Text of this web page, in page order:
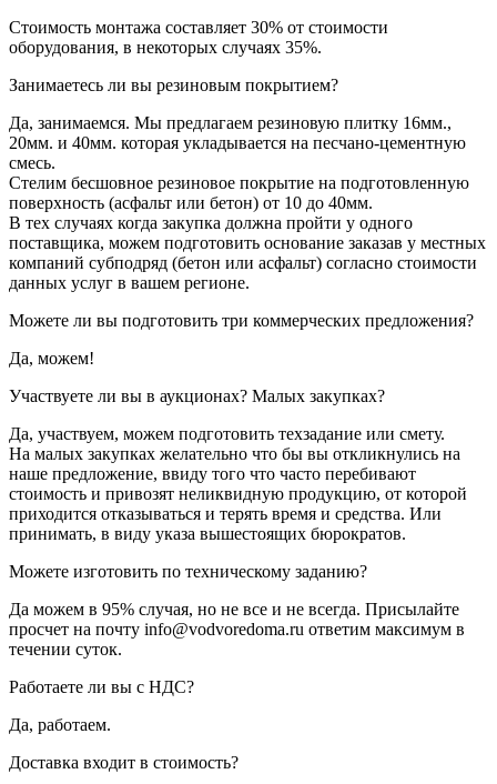
Стоимость монтажа составляет 30% от стоимости
оборудования, в некоторых случаях 35%.
Занимаетесь ли вы резиновым покрытием?
Да, занимаемся. Мы предлагаем резиновую плитку 16мм.,
20мм. и 40мм. которая укладывается на песчано-цементную
смесь.
Стелим бесшовное резиновое покрытие на подготовленную
поверхность (асфальт или бетон) от 10 до 40мм.
В тех случаях когда закупка должна пройти у одного
поставщика, можем подготовить основание заказав у местных
компаний субподряд (бетон или асфальт) согласно стоимости
данных услуг в вашем регионе.
Можете ли вы подготовить три коммерческих предложения?
Да, можем!
Участвуете ли вы в аукционах? Малых закупках?
Да, участвуем, можем подготовить техзадание или смету.
На малых закупках желательно что бы вы откликнулись на
наше предложение, ввиду того что часто перебивают
стоимость и привозят неликвидную продукцию, от которой
приходится отказываться и терять время и средства. Или
принимать, в виду указа вышестоящих бюрократов.
Можете изготовить по техническому заданию?
Да можем в 95% случая, но не все и не всегда. Присылайте
просчет на почту info@vodvoredoma.ru ответим максимум в
течении суток.
Работаете ли вы с НДС?
Да, работаем.
Доставка входит в стоимость?